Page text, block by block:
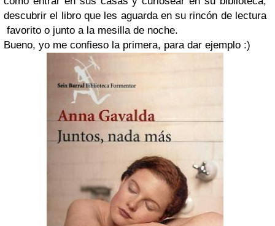
descubrir el libro que les aguarda en su rincón de lectura
favorito o junto a la mesilla de noche.
Bueno, yo me confieso la primera, para dar ejemplo :)